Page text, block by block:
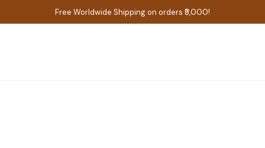
Free Worldwide Shipping on orders ₹5,000!